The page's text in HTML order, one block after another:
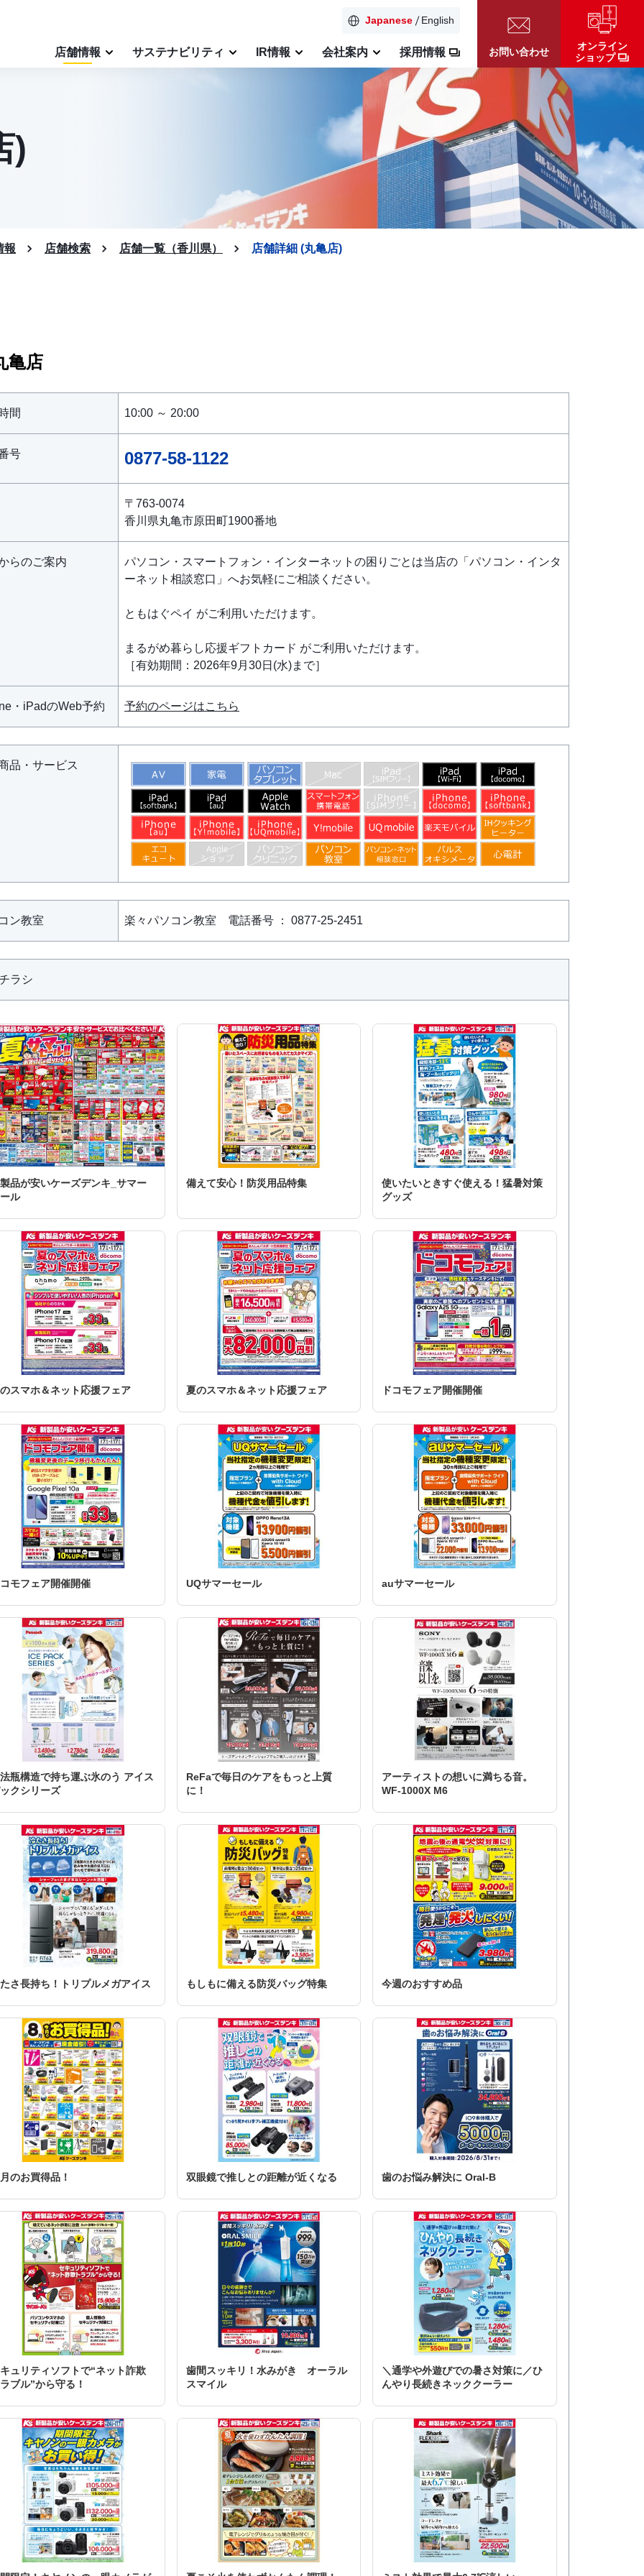
店舗情報 サステナビリティ IR情報 会社案内 採用情報 お問い合わせ
オンライン
ショップ
Japanese English
)
報 店舗検索 店舗一覧（香川県） 店舗詳細 (丸亀店)
亀店
間 10:00 ～ 20:00
号 0877-58-1122
〒763-0074
香川県丸亀市原田町1900番地
らのご案内
パソコン・スマートフォン・インターネットの困りごとは当店の「パソコン・インタ
ーネット相談窓口」へお気軽にご相談ください。
ともはぐペイ がご利用いただけます。
まるがめ暮らし応援ギフトカード がご利用いただけます。
［有効期間：2026年9月30日(水)まで］
・iPadのWeb予約 予約のページはこちら
品・サービス
ン教室 楽々パソコン教室 電話番号 ： 0877-25-2451
ラシ
品が安いケーズデンキ_サマー
ル
備えて安心！防災用品特集
使いたいときすぐ使える！猛暑対策
グッズ
スマホ＆ネット応援フェア 夏のスマホ＆ネット応援フェア ドコモフェア開催開催
モフェア開催開催 UQサマーセール auサマーセール
瓶構造で持ち運ぶ氷のう アイス
クシリーズ
ReFaで毎日のケアをもっと上質
に！
アーティストの想いに満ちる音。
WF-1000X M6
さ長持ち！トリプルメガアイス もしもに備える防災バッグ特集 今週のおすすめ品
のお買得品！ 双眼鏡で推しとの距離が近くなる 歯のお悩み解決に Oral-B
ュリティソフトで“ネット詐欺
ブル”から守る！
歯間スッキリ！水みがき オーラル
スマイル
＼通学や外遊びでの暑さ対策に／ひ
んやり長続きネッククーラー